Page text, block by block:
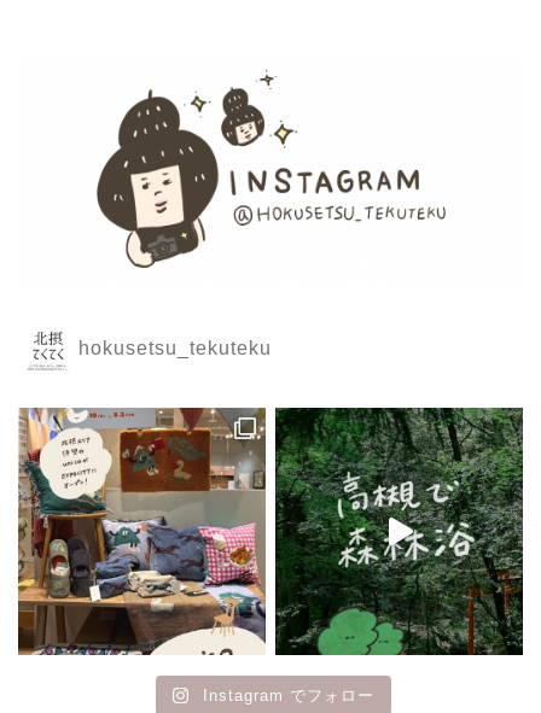
hokusetsu_tekuteku
Instagram でフォロー